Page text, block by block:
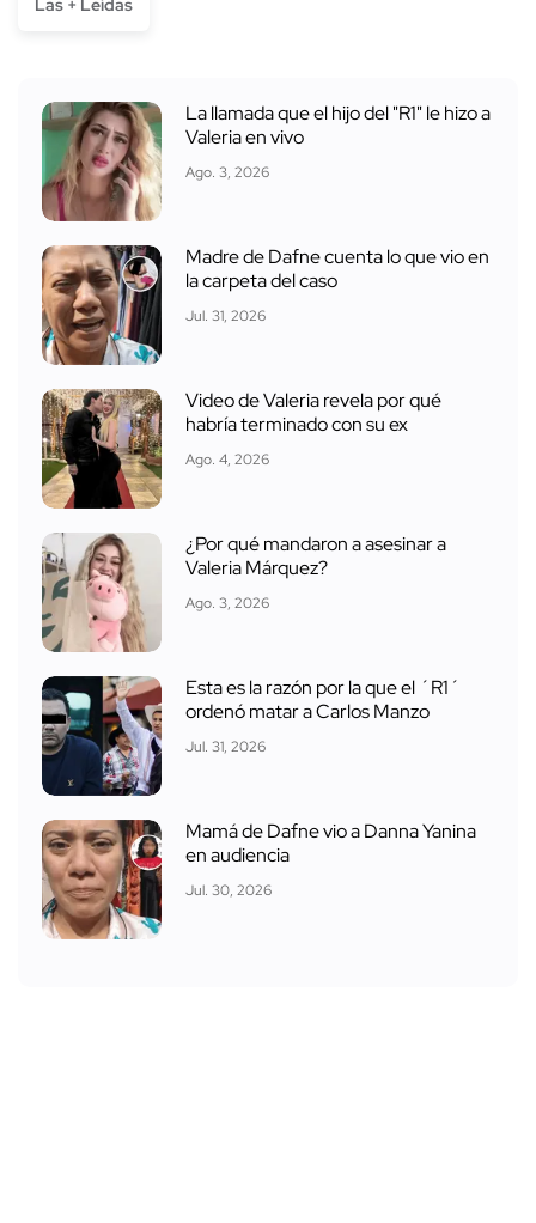
Las + Leídas
La llamada que el hijo del "R1" le hizo a
Valeria en vivo
Ago. 3, 2026
Madre de Dafne cuenta lo que vio en
la carpeta del caso
Jul. 31, 2026
Video de Valeria revela por qué
habría terminado con su ex
Ago. 4, 2026
¿Por qué mandaron a asesinar a
Valeria Márquez?
Ago. 3, 2026
Esta es la razón por la que el ´R1´
ordenó matar a Carlos Manzo
Jul. 31, 2026
Mamá de Dafne vio a Danna Yanina
en audiencia
Jul. 30, 2026